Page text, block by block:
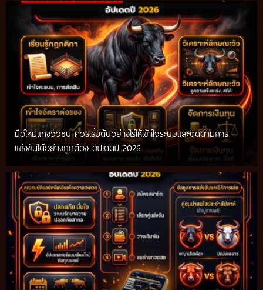
มือใหม่แทงวัวชน ควรเริ่มต้นอย่างไรให้เข้าใจระบบและติดตามการ
แข่งขันได้อย่างถูกต้อง อัปเดตปี 2026